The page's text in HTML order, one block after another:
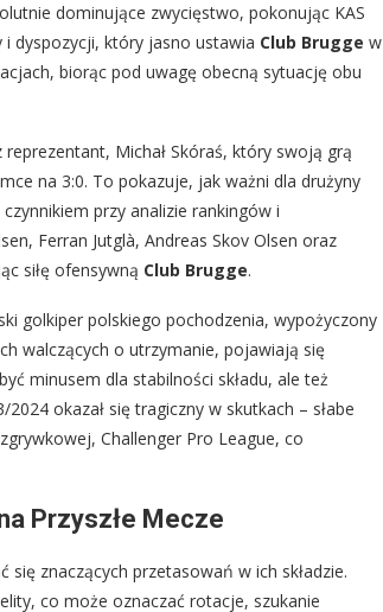
dominujące zwycięstwo, pokonując KAS
i dyspozycji, który jasno ustawia Club Brugge w
biorąc pod uwagę obecną sytuację obu
Michał Skóraś, który swoją grą
na 3:0. To pokazuje, jak ważni dla drużyny
przy analizie rankingów i
Ferran Jutglà, Andreas Skov Olsen oraz
siłę ofensywną Club Brugge.
golkiper polskiego pochodzenia, wypożyczony
walczących o utrzymanie, pojawiają się
minusem dla stabilności składu, ale też
okazał się tragiczny w skutkach – słabe
Challenger Pro League, co
Przyszłe Mecze
znaczących przetasowań w ich składzie.
co może oznaczać rotacje, szukanie